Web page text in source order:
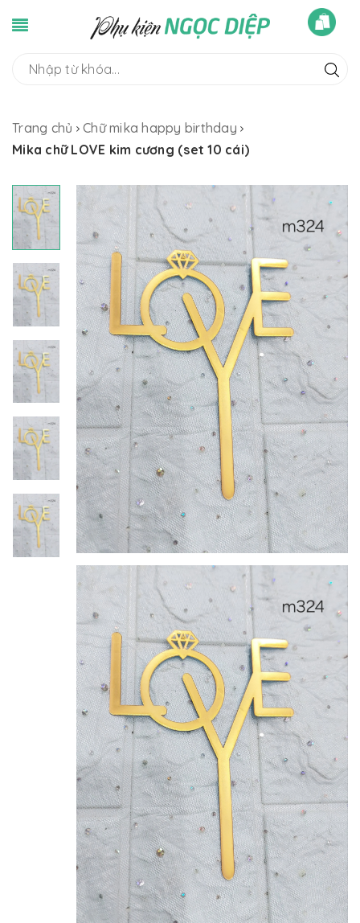
Trang chủ
Chữ mika happy birthday
Mika chữ LOVE kim cương (set 10 cái)